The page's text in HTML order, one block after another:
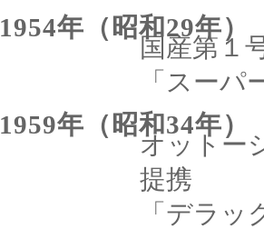
1954年（昭和29年）
国産第１
「スー
1959年（昭和34年）
オットー
提携
「デラ